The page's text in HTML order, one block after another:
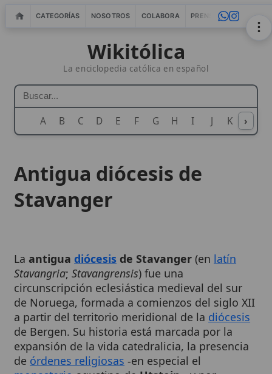
CATEGORÍAS NOSOTROS COLABORA PRENSA WEBMASTERS
Wikitólica
La enciclopedia católica en español
A B C D E F G H I J K L M
›
Stavanger
circunscripción eclesiástica medieval del sur
de Noruega, formada a comienzos del siglo XII
a partir del territorio meridional de ladiócesis
de Bergen. Su historia está marcada por la
expansión de la vida catedralicia, la presencia
de órdenes religiosas-en especial el
monasterio agustino deUtstein-, y por
disputas de caráctereclesiásticoy político que
afectaron al gobierno de la Iglesia local. La